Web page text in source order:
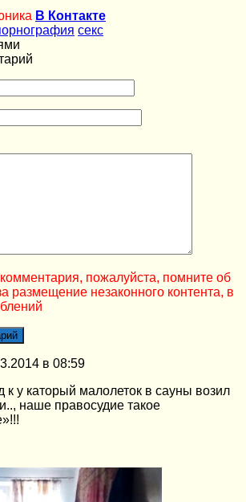
В Контакте
секс
пожалуйста, помните об
размещение незаконного контента, в
в 08:59
к у каторый малолеток в сауны возил
наше правосудие такое